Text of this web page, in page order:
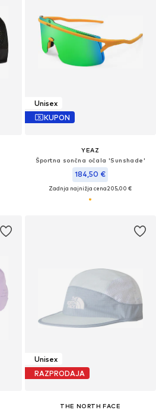
Unisex
KUPON
YEAZ
Športna sončna očala 'Sunshade'
184,50 €
Zadnja najnižja cena205,00 €
Unisex
RAZPRODAJA
THE NORTH FACE